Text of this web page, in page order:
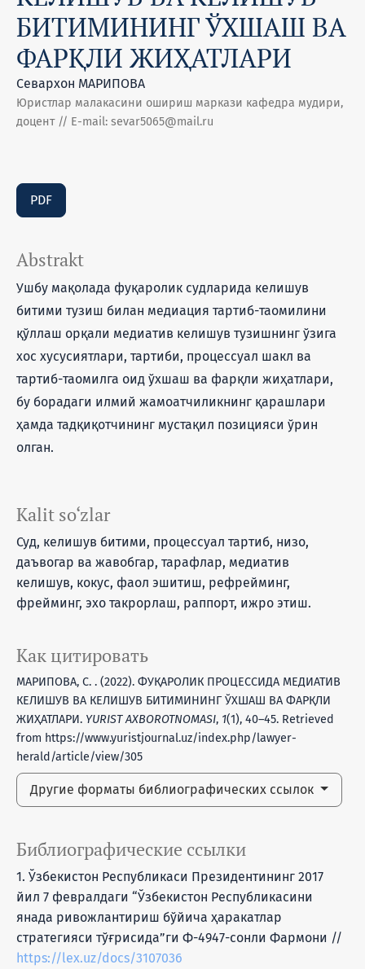
БИТИМИНИНГ ЎХШАШ ВА
ФАРҚЛИ ЖИҲАТЛАРИ
Севархон МАРИПОВА
Юристлар малакасини ошириш маркази кафедра мудири,
доцент // Е-mail: sevar5065@mail.ru
PDF
Kalit so‘zlar
Суд, келишув битими, процессуал тартиб, низо,
даъвогар ва жавобгар, тарафлар, медиатив
келишув, кокус, фаол эшитиш, рефрейминг,
фрейминг, эхо такрорлаш, раппорт, ижро этиш.
Как цитировать
МАРИПОВА, С. . (2022). ФУҚАРОЛИК ПРОЦЕССИДА МЕДИАТИВ
КЕЛИШУВ ВА КЕЛИШУВ БИТИМИНИНГ ЎХШАШ ВА ФАРҚЛИ
ЖИҲАТЛАРИ. YURIST AXBOROTNOMASI, 1(1), 40–45. Retrieved
from https://www.yuristjournal.uz/index.php/lawyer-
herald/article/view/305
Другие форматы библиографических ссылок
Abstrakt
Ушбу мақолада фуқаролик судларида келишув
битими тузиш билан медиация тартиб-таомилини
қўллаш орқали медиатив келишув тузишнинг ўзига
хос хусусиятлари, тартиби, процессуал шакл ва
тартиб-таомилга оид ўхшаш ва фарқли жиҳатлари,
бу борадаги илмий жамоатчиликнинг қарашлари
ҳамда тадқиқотчининг мустақил позицияси ўрин
олган.
Библиографические ссылки
1. Ўзбекистон Республикаси Президентининг 2017
йил 7 февралдаги “Ўзбекистон Республикасини
янада ривожлантириш бўйича ҳаракатлар
стратегияси тўғрисида”ги Ф-4947-сонли Фармони //
https://lex.uz/docs/3107036